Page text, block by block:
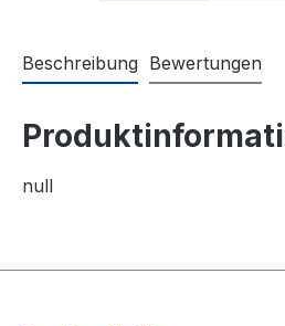
Beschreibung Bewertungen
null